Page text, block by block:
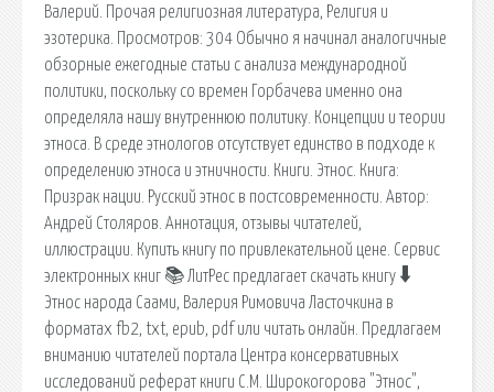
Валерий. Прочая религиозная литература, Религия и
эзотерика. Просмотров: 304 Обычно я начинал аналогичные
обзорные ежегодные статьи с анализа международной
политики, поскольку со времен Горбачева именно она
определяла нашу внутреннюю политику. Концепции и теории
этноса. В среде этнологов отсутствует единство в подходе к
определению этноса и этничности. Книги. Этнос. Книга:
Призрак нации. Русский этнос в постсовременности. Автор:
Андрей Столяров. Аннотация, отзывы читателей,
иллюстрации. Купить книгу по привлекательной цене. Сервис
электронных книг 📚 ЛитРес предлагает скачать книгу 🠳
Этнос народа Саами, Валерия Римовича Ласточкина в
форматах fb2, txt, epub, pdf или читать онлайн. Предлагаем
вниманию читателей портала Центра консервативных
исследований реферат книги С.М. Широкогорова "Этнос",